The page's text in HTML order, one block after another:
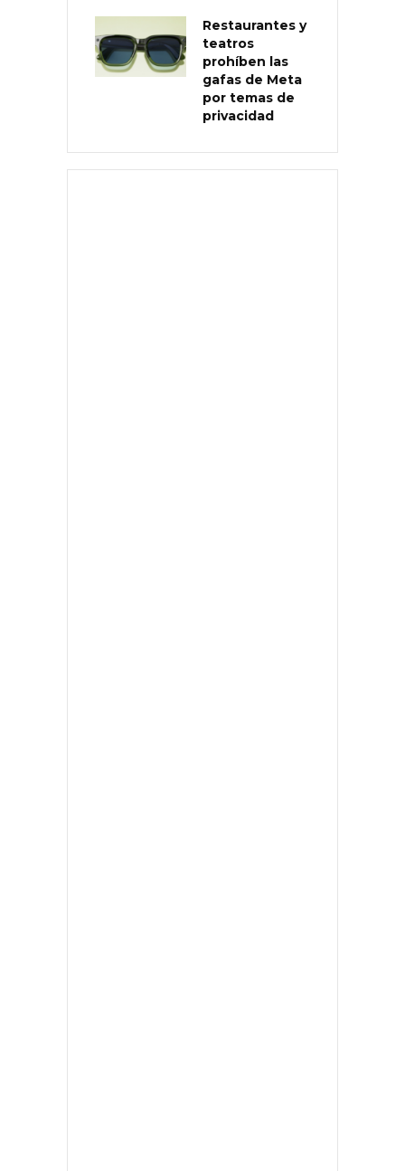
Restaurantes y
teatros
prohíben las
gafas de Meta
por temas de
privacidad